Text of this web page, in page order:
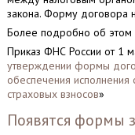
закона. Форму договора
Более подробно об этом
Приказ ФНС России от 1
утверждении формы
обеспечения исполнения
страховых взносов»
Появятся формы